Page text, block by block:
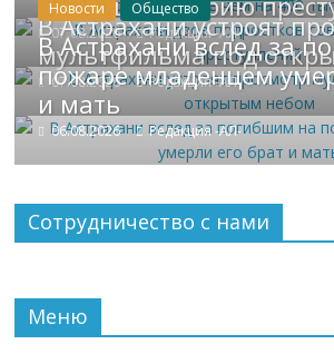
07.08.2026 Редакция -АЛ-
В Астрахани устроят
мультфильма под
07.08.2026 Редакция -АЛ-
Новости Общество
В Астрахани вслед за
пожаре младенцем
и мать
06.08.2026 Редакция -АЛ-
Сотрудничество с нами
Меню